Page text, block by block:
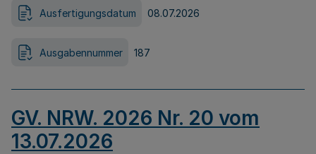
Ausfertigungsdatum 08.07.2026
Ausgabennummer 187
GV. NRW. 2026 Nr. 20 vom
13.07.2026